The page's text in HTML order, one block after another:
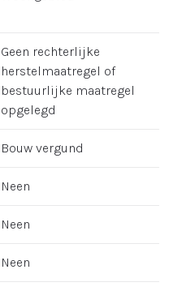
Geen rechterlijke
herstelmaatregel of
bestuurlijke maatregel
opgelegd
Bouw vergund
Neen
Neen
Neen